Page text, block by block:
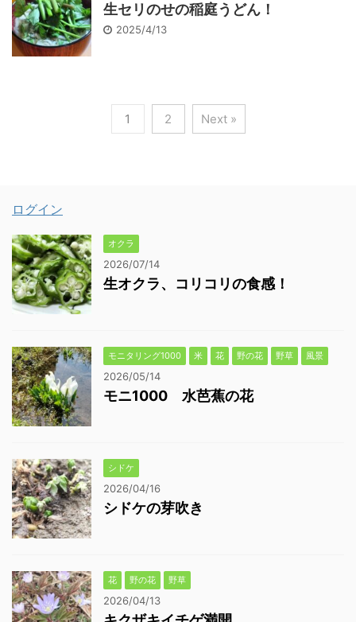
生セリのせの稲庭うどん！
2025/4/13
1 2 Next »
ログイン
オクラ
2026/07/14
生オクラ、コリコリの食感！
モニタリング1000 米 花 野の花 野草 風景
2026/05/14
モニ1000 水芭蕉の花
シドケ
2026/04/16
シドケの芽吹き
花 野の花 野草
2026/04/13